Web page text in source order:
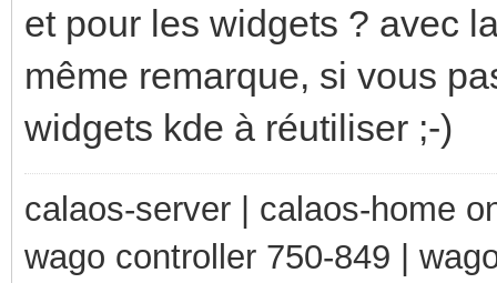
et pour les widgets ? avec
même remarque, si vous
widgets kde à réutiliser ;-)
calaos-server | calaos-home
wago controller 750-849 |